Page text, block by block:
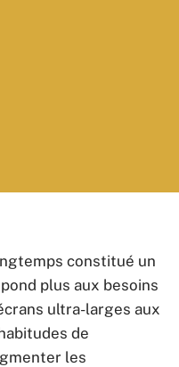
constitué un
plus aux besoins
ultra-larges aux
de
les